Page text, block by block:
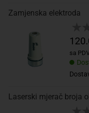
Zamjenska elektroda
sa
Laserski mjerač broja